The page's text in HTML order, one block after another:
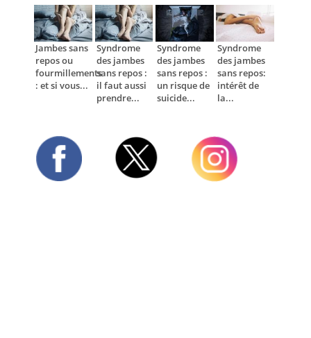
Jambes sans
repos ou
fourmillements
: et si vous...
Syndrome
des jambes
sans repos :
il faut aussi
prendre...
Syndrome
des jambes
sans repos :
un risque de
suicide...
Syndrome
des jambes
sans repos:
intérêt de
la...